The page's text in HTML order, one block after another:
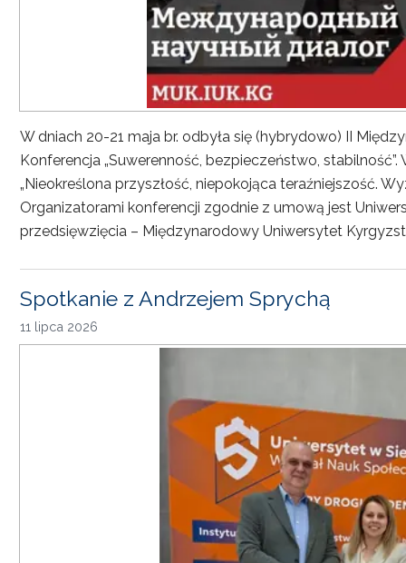
W dniach 20-21 maja br. odbyła się (hybrydowo) II
Konferencja „Suwerenność, bezpieczeństwo,
„Nieokreślona przyszłość, niepokojąca teraźniejszość.
Organizatorami konferencji zgodnie z umową jest
przedsięwzięcia – Międzynarodowy Uniwersytet
Spotkanie z Andrzejem Sprychą
11 lipca 2026